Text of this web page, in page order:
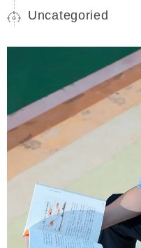
Uncategoried